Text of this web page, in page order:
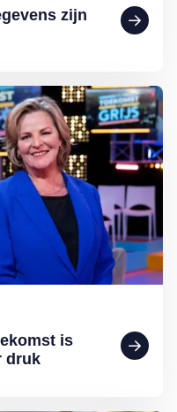
zijn
is
druk
Toekomst is Grijs: